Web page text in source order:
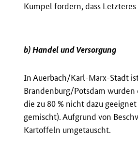
Kumpel fordern, dass
b) Handel und Versorgung
In Auerbach/Karl-Marx-Stadt
Brandenburg/Potsdam wurden
die zu 80 % nicht dazu
gemischt). Aufgrund von
Kartoffeln umgetauscht.